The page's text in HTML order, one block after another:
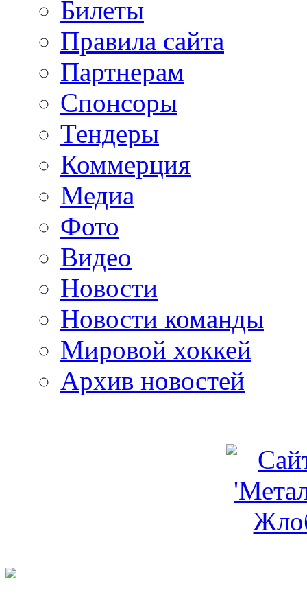
Билеты
Правила сайта
Партнерам
Спонсоры
Тендеры
Коммерция
Медиа
Фото
Видео
Новости
Новости команды
Мировой хоккей
Архив новостей